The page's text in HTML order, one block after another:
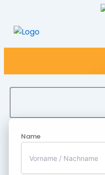
Name